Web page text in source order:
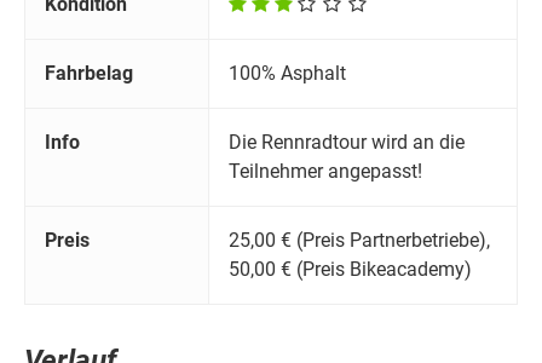
Fahrbelag 100% Asphalt
Info
Die Rennradtour wird an die
Teilnehmer angepasst!
Preis
25,00 € (Preis Partnerbetriebe),
50,00 € (Preis Bikeacademy)